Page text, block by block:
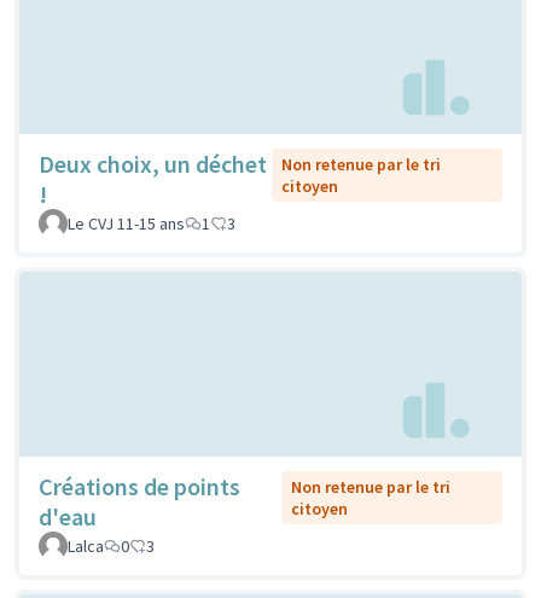
Deux choix, un déchet
!
Non retenue par le tri
citoyen
Le CVJ 11-15 ans
1 3
Créations de points
d'eau
Non retenue par le tri
citoyen
Lalca
0 3